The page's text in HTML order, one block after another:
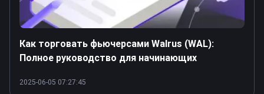
Как торговать фьючерсами Walrus (WAL):
Полное руководство для начинающих
2025-06-05 07:27:45